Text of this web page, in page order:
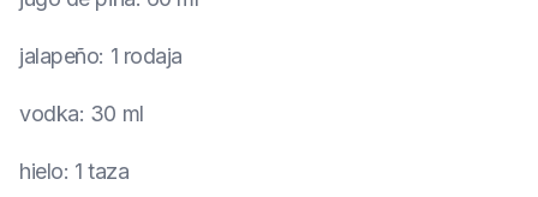
jalapeño: 1 rodaja
vodka: 30 ml
hielo: 1 taza